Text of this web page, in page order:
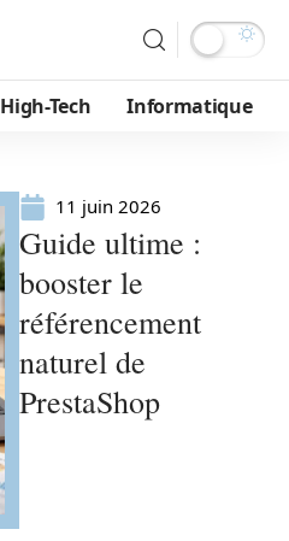
High-Tech Informatique
11 juin 2026
Guide ultime :
booster le
référencement
naturel de
PrestaShop